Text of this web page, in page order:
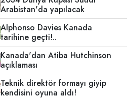
Arabistan'da yapılacak
Alphonso Davies Kanada
tarihine geçti!..
Kanada'dan Atiba Hutchinson
açıklaması
Teknik direktör formayı giyip
kendisini oyuna aldı!